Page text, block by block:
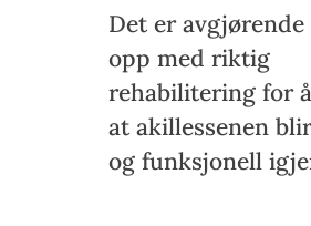
Det er avgjørende
opp med riktig
rehabilitering for
at akillessenen
og funksjonell